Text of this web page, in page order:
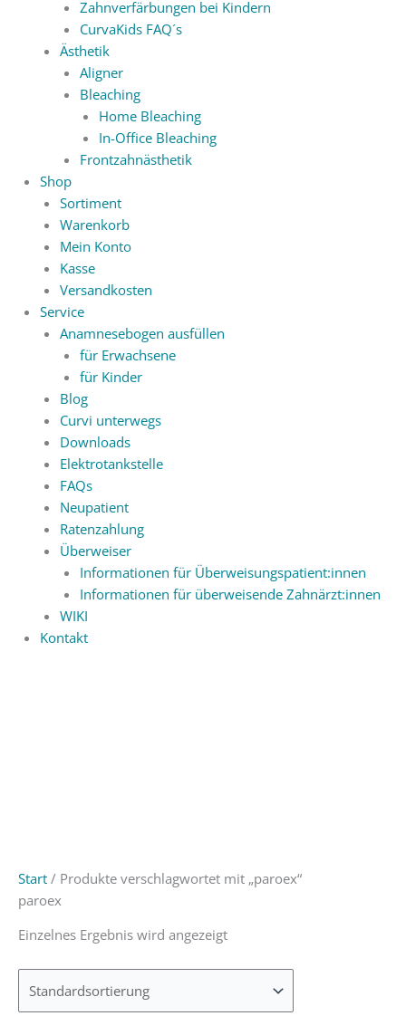
Zahnverfärbungen bei Kindern
CurvaKids FAQ´s
Ästhetik
Aligner
Bleaching
Home Bleaching
In-Office Bleaching
Frontzahnästhetik
Shop
Sortiment
Warenkorb
Mein Konto
Kasse
Versandkosten
Service
Anamnesebogen ausfüllen
für Erwachsene
für Kinder
Blog
Curvi unterwegs
Downloads
Elektrotankstelle
FAQs
Neupatient
Ratenzahlung
Überweiser
Informationen für Überweisungspatient:innen
Informationen für überweisende Zahnärzt:innen
WIKI
Kontakt
Start / Produkte verschlagwortet mit „paroex“
paroex
Einzelnes Ergebnis wird angezeigt